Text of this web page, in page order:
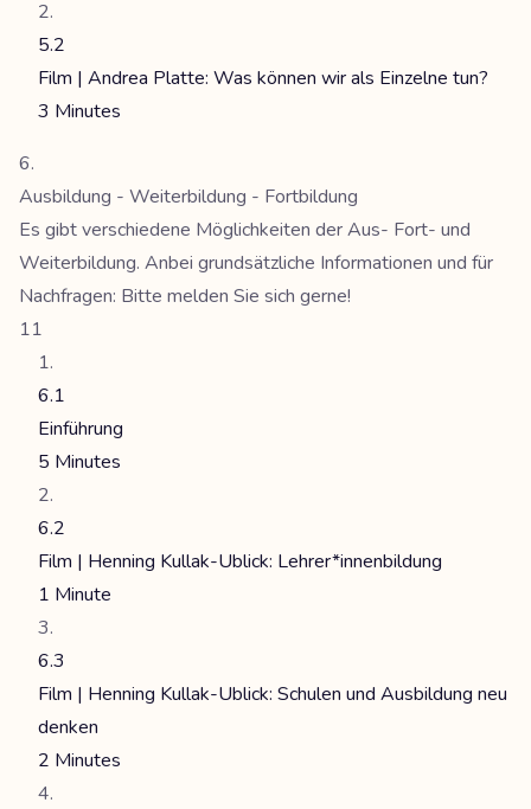
5.2
Film | Andrea Platte: Was können wir als Einzelne tun?
3 Minutes
Ausbildung - Weiterbildung - Fortbildung
Es gibt verschiedene Möglichkeiten der Aus- Fort- und
Weiterbildung. Anbei grundsätzliche Informationen und für
Nachfragen: Bitte melden Sie sich gerne!
11
6.1
Einführung
5 Minutes
6.2
Film | Henning Kullak-Ublick: Lehrer*innenbildung
1 Minute
6.3
Film | Henning Kullak-Ublick: Schulen und Ausbildung neu
denken
2 Minutes